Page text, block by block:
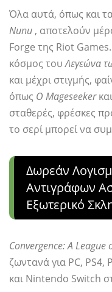
Όλα αυτά, όπως και
Nunu , αποτελούν
Forge της Riot
κόσμος τουΛεγεώνα
και μέχρι στιγμής,
όπως Ο Mageseekerκαι
σταθερές, φρέσκες
το σερί μπορεί να
Δωρεάν
Αντιγράφων
Εξωτερικό
Convergence: A League
ζωντανά για PC, PS4,
και Nintendo Switch